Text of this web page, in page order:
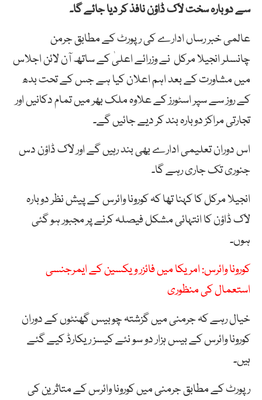
سے دوبارہ سخت لاک ڈاؤن نافذ کر دیا جائے گا۔
عالمی خبر رساں ادارے کی رپورٹ کے مطابق جرمن
چانسلر انجیلا مرکل نے وزرائے اعلیٰ کے ساتھ آن لائن اجلاس
میں مشاورت کے بعد اہم اعلان کیا ہے جس کے تحت بدھ
کے روز سے سپر اسٹورز کے علاوہ ملک بھر میں تمام دکانیں اور
تجارتی مراکز دوبارہ بند کر دیے جائیں گے۔
اس دوران تعلیمی ادارے بھی بند رہیں گے اور لاک ڈاؤن دس
جنوری تک جاری رہے گا۔
انجیلا مرکل کا کہنا تھا کہ کورونا وائرس کے پیش نظر دوبارہ
لاک ڈاؤن کا انتہائی مشکل فیصلہ کرنے پر مجبور ہو گئی
ہوں۔
کورونا وائرس: امریکا میں فائزر ویکسین کے ایمرجنسی
استعمال کی منظوری
خیال رہے کہ جرمنی میں گزشتہ چوبیس گھنٹوں کے دوران
کورونا وائرس کے بیس ہزار دو سو نئے کیسز ریکارڈ کیے گئے
ہیں۔
رپورٹ کے مطابق جرمنی میں کورونا وائرس کے متاثرین کی